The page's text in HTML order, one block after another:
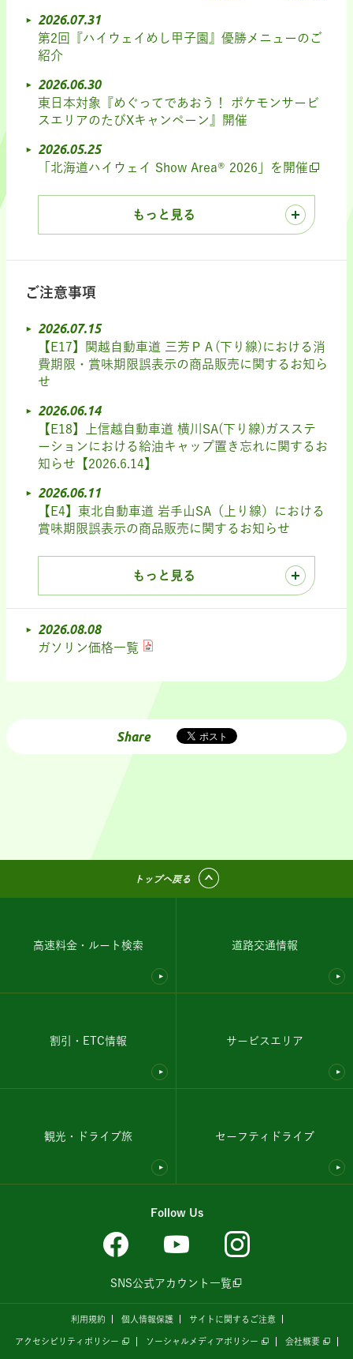
2026.07.31
第2回『ハイウェイめし甲子園』優勝メニューのご
紹介
2026.06.30
東日本対象『めぐってであおう！ ポケモンサービ
スエリアのたびXキャンペーン』開催
2026.05.25
「北海道ハイウェイ Show Area® 2026」を開催
もっと見る
ご注意事項
2026.07.15
【E17】関越自動車道 三芳ＰＡ(下り線)における消
費期限・賞味期限誤表示の商品販売に関するお知ら
せ
2026.06.14
【E18】上信越自動車道 横川SA(下り線)ガスステ
ーションにおける給油キャップ置き忘れに関するお
知らせ【2026.6.14】
2026.06.11
【E4】東北自動車道 岩手山SA（上り線）における
賞味期限誤表示の商品販売に関するお知らせ
もっと見る
2026.08.08
ガソリン価格一覧
Share
トップへ戻る
高速料金・ルート検索 道路交通情報
割引・ETC情報 サービスエリア
観光・ドライブ旅 セーフティドライブ
Follow Us
SNS公式アカウント一覧
利用規約 個人情報保護 サイトに関するご注意
アクセシビリティポリシー ソーシャルメディアポリシー 会社概要